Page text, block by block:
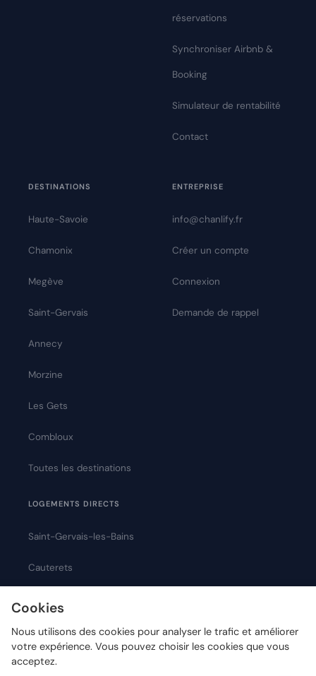
réservations
Synchroniser Airbnb &
Booking
Simulateur de rentabilité
Contact
DESTINATIONS
Haute-Savoie
Chamonix
Megève
Saint-Gervais
Annecy
Morzine
Les Gets
Combloux
Toutes les destinations
LOGEMENTS DIRECTS
Saint-Gervais-les-Bains
Cauterets
ENTREPRISE
info@chanlify.fr
Créer un compte
Connexion
Demande de rappel
Cookies
Nous utilisons des cookies pour analyser le trafic et améliorer
votre expérience. Vous pouvez choisir les cookies que vous
acceptez.